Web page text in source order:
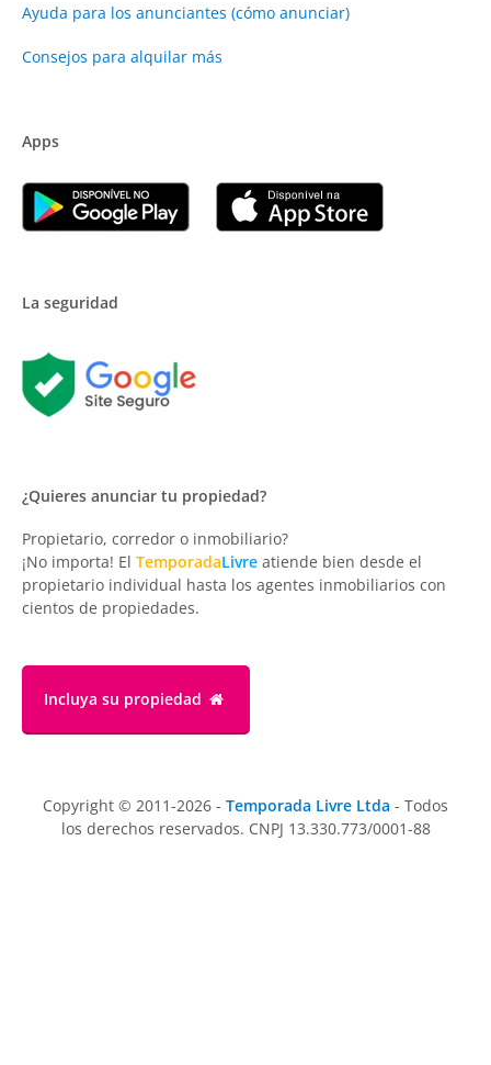
Ayuda para los anunciantes (cómo anunciar)
Consejos para alquilar más
Apps
La seguridad
¿Quieres anunciar tu propiedad?
Propietario, corredor o inmobiliario?
¡No importa! El TemporadaLivre atiende bien desde el
propietario individual hasta los agentes inmobiliarios con
cientos de propiedades.
Incluya su propiedad
Copyright © 2011-2026 - Temporada Livre Ltda - Todos
los derechos reservados. CNPJ 13.330.773/0001-88